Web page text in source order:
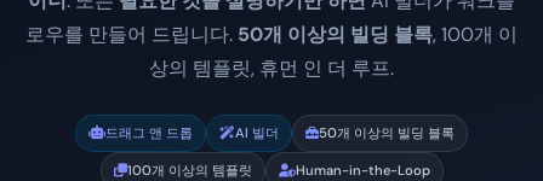
로우를 만들어 드립니다. 50개 이상의 빌딩 블록, 100개 이
상의 템플릿, 휴먼 인 더 루프.
드래그 앤 드롭 AI 빌더 50개 이상의 빌딩 블록
100개 이상의 템플릿 Human-in-the-Loop